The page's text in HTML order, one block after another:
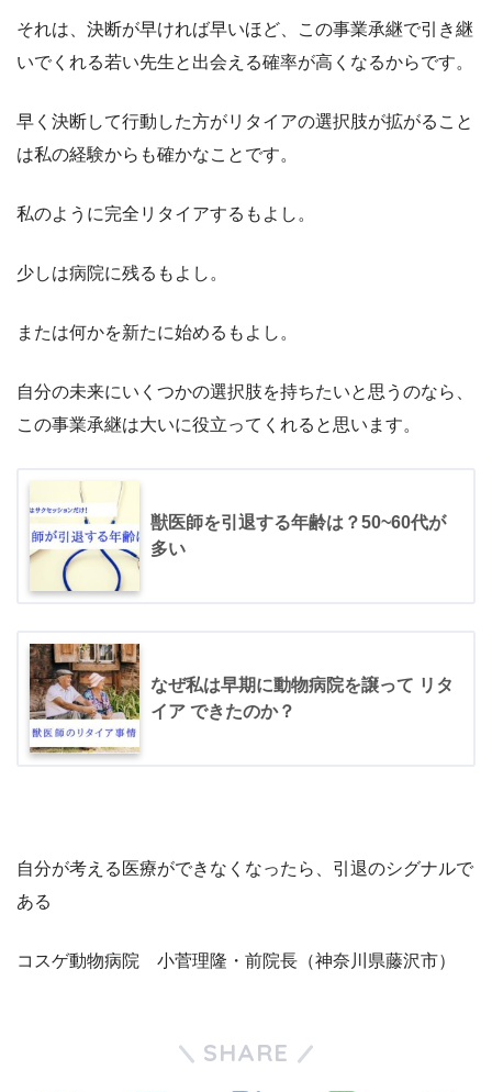
それは、決断が早ければ早いほど、この事業承継で引き継
いでくれる若い先生と出会える確率が高くなるからです。
早く決断して行動した方がリタイアの選択肢が拡がること
は私の経験からも確かなことです。
私のように完全リタイアするもよし。
少しは病院に残るもよし。
または何かを新たに始めるもよし。
自分の未来にいくつかの選択肢を持ちたいと思うのなら、
この事業承継は大いに役立ってくれると思います。
獣医師を引退する年齢は？50~60代が
多い
なぜ私は早期に動物病院を譲って リタ
イア できたのか？
自分が考える医療ができなくなったら、引退のシグナルで
ある
コスゲ動物病院 小菅理隆・前院長（神奈川県藤沢市）
SHARE